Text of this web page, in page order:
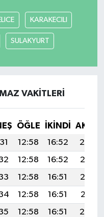
KARAKECILI
SULAKYURT
VAKITLERI
ÖĞLE İKINDI
12:58 16:52
20:14
12:58 16:52
20:13
12:58 16:51
20:12
12:58 16:51
20:11
12:58 16:51
20:10